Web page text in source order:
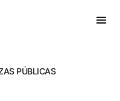
PÚBLICAS